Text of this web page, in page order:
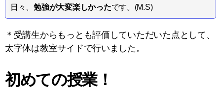
日々、勉強が大変楽しかったです。(M.S)
＊受講生からもっとも評価していただいた点として、
太字体は教室サイドで行いました。
初めての授業！